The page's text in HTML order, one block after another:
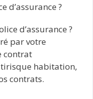
d’assurance ?
d’assurance ?
par votre
contrat
habitation,
contrats.